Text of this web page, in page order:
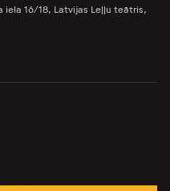
iela 16/18, Latvijas Leļļu teātris,